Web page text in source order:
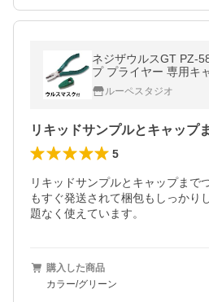
ネジザウルスGT PZ-
プ プライヤー 専用キ
ペンチ ネジ 外せない
ルーペスタジオ
5
リキッドサンプルとキャップまで
もすぐ発送されて梱包もしっかり
題なく使えています。
購入した商品
カラー/グリーン